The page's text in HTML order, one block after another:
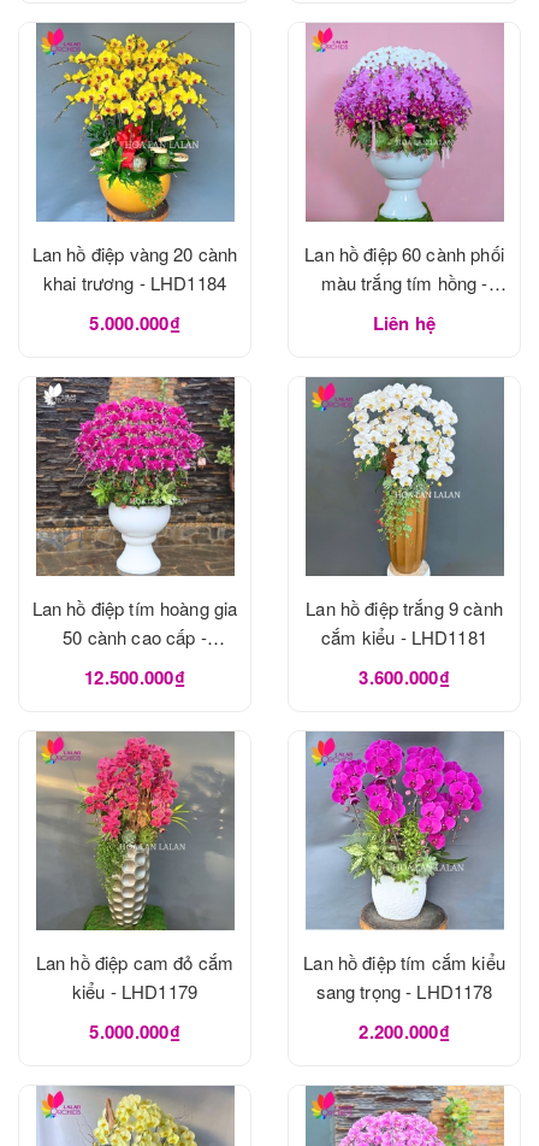
Lan hồ điệp vàng 20 cành
khai trương - LHD1184
5.000.000₫
Lan hồ điệp 60 cành phối
màu trắng tím hồng -
LHD1183
Liên hệ
Lan hồ điệp tím hoàng gia
50 cành cao cấp -
LHD1182
12.500.000₫
Lan hồ điệp trắng 9 cành
cắm kiểu - LHD1181
3.600.000₫
Lan hồ điệp cam đỏ cắm
kiểu - LHD1179
5.000.000₫
Lan hồ điệp tím cắm kiểu
sang trọng - LHD1178
2.200.000₫